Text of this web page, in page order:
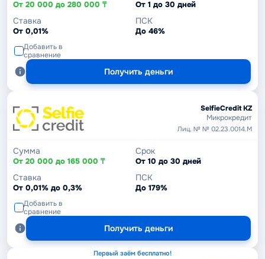
От 20 000 до 280 000 ₸ От 1 до 30 дней
Ставка
От 0,01%
ПСК
До 46%
Добавить в
сравнение
Получить деньги
SelfieCredit KZ
Микрокредит
Лиц. № № 02.23.0014.М
Сумма
От 20 000 до 165 000 ₸
Срок
От 10 до 30 дней
Ставка
От 0,01% до 0,3%
ПСК
До 179%
Добавить в
сравнение
Получить деньги
Первый заём бесплатно!